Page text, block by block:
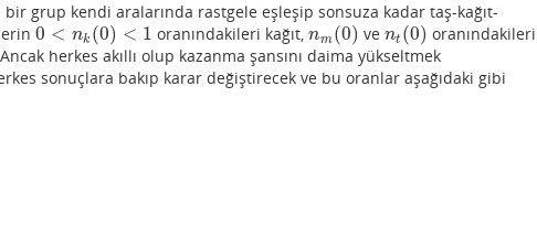
grup kendi aralarında rastgele eşleşip sonsuza kadar taş-kağıt-
0 < nk (0) < 1
0 <nk (0)<1 oranındakileri kağıt,nm(0)
nm(0) ve nt (0)
nt(0)
oranındakileri
herkes akıllı olup kazanma şansını daima yükseltmek
sonuçlara bakıp karar değiştirecek ve bu oranlar aşağıdaki gibi